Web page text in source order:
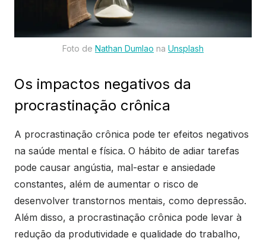
Foto de Nathan Dumlao na Unsplash
Os impactos negativos da
procrastinação crônica
A procrastinação crônica pode ter efeitos negativos
na saúde mental e física. O hábito de adiar tarefas
pode causar angústia, mal-estar e ansiedade
constantes, além de aumentar o risco de
desenvolver transtornos mentais, como depressão.
Além disso, a procrastinação crônica pode levar à
redução da produtividade e qualidade do trabalho,